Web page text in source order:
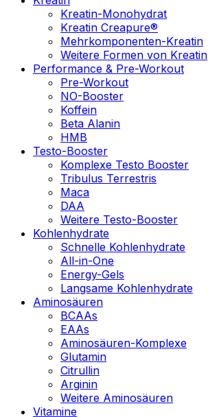
Kreatin-Monohydrat
Kreatin Creapure®
Mehrkomponenten-Kreatin
Weitere Formen von Kreatin
Performance & Pre-Workout
Pre-Workout
NO-Booster
Koffein
Beta Alanin
HMB
Testo-Booster
Komplexe Testo Booster
Tribulus Terrestris
Maca
DAA
Weitere Testo-Booster
Kohlenhydrate
Schnelle Kohlenhydrate
All-in-One
Energy-Gels
Langsame Kohlenhydrate
Aminosäuren
BCAAs
EAAs
Aminosäuren-Komplexe
Glutamin
Citrullin
Arginin
Weitere Aminosäuren
Vitamine